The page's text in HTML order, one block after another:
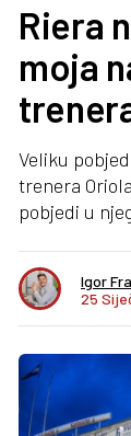
Riera
moja
Veliku
trenera
pobjedi u
Igor
25